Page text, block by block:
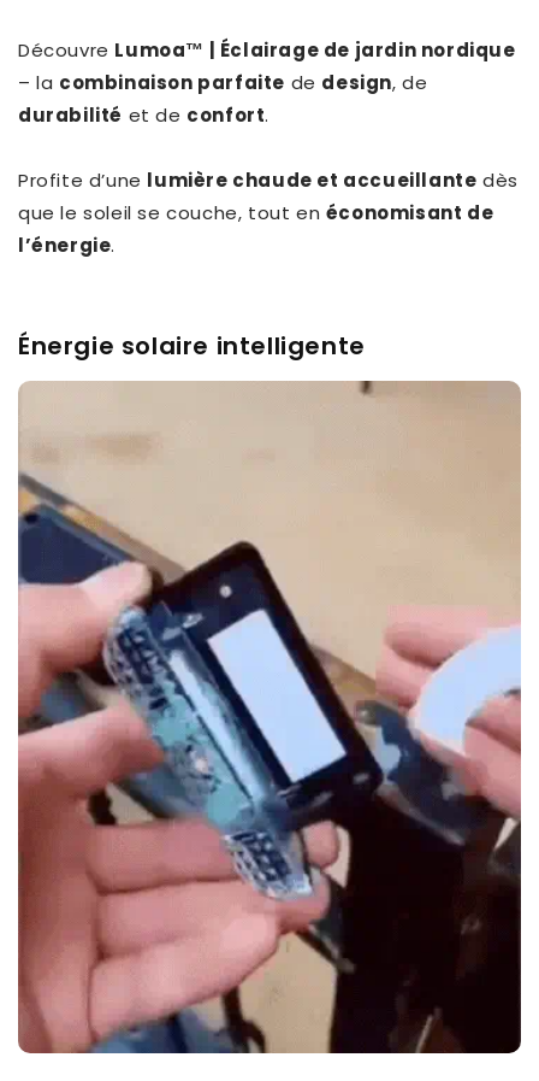
Découvre Lumoa™ | Éclairage de jardin nordique
– la combinaison parfaite de design, de
durabilité et de confort.
Profite d’une lumière chaude et accueillante dès
que le soleil se couche, tout en économisant de
l’énergie.
Énergie solaire intelligente